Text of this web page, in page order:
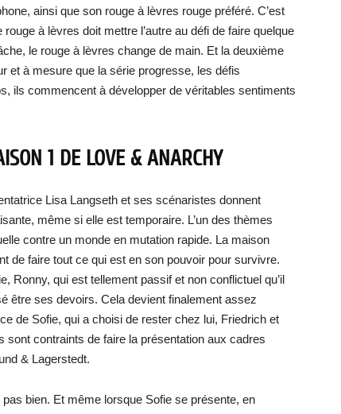
ainsi que son rouge à lèvres rouge préféré. C’est
à lèvres doit mettre l’autre au défi de faire quelque
le rouge à lèvres change de main. Et la deuxième
et à mesure que la série progresse, les défis
ils commencent à développer de véritables sentiments
1 DE LOVE & ANARCHY
Lisa Langseth et ses scénaristes donnent
même si elle est temporaire. L’un des thèmes
contre un monde en mutation rapide. La maison
de faire tout ce qui est en son pouvoir pour survivre.
Ronny, qui est tellement passif et non conflictuel qu’il
être ses devoirs. Cela devient finalement assez
de Sofie, qui a choisi de rester chez lui, Friedrich et
sont contraints de faire la présentation aux cadres
& Lagerstedt.
bien. Et même lorsque Sofie se présente, en